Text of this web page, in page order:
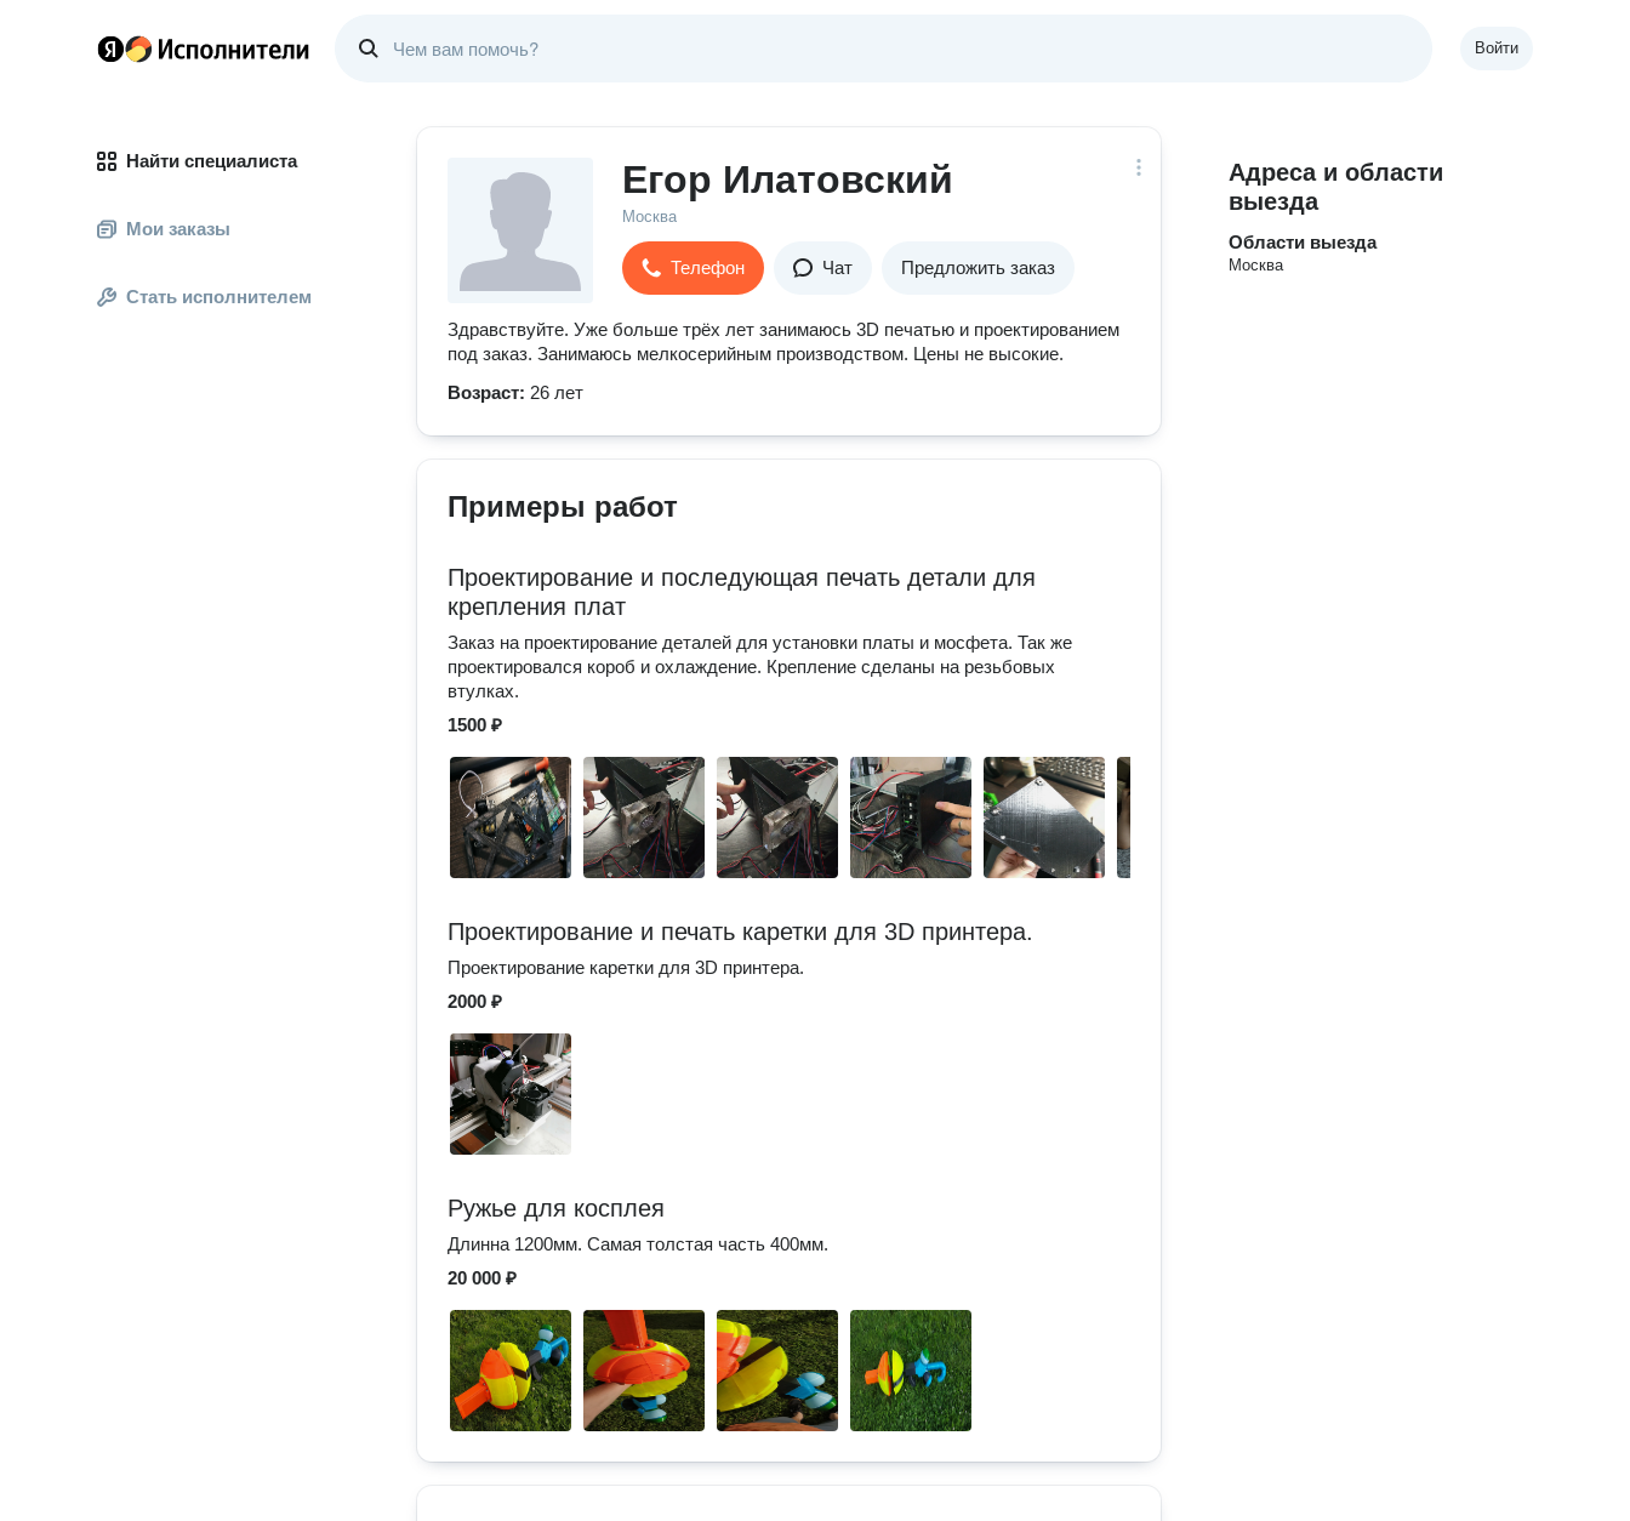
Войти
Найти специалиста
Мои заказы
Стать исполнителем
Егор Илатовский
Москва
Телефон Чат Предложить заказ
Здравствуйте. Уже больше трёх лет занимаюсь 3D печатью и проектированием
под заказ. Занимаюсь мелкосерийным производством. Цены не высокие.
Возраст: 26 лет
Примеры работ
Проектирование и последующая печать детали для
крепления плат
Заказ на проектирование деталей для установки платы и мосфета. Так же
проектировался короб и охлаждение. Крепление сделаны на резьбовых
втулках.
1500 ₽
Проектирование и печать каретки для 3D принтера.
Проектирование каретки для 3D принтера.
2000 ₽
Ружье для косплея
Длинна 1200мм. Самая толстая часть 400мм.
20 000 ₽
Адреса и области
выезда
Области выезда
Москва